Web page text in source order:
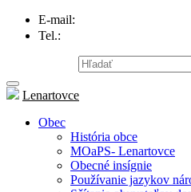
E-mail:
Tel.:
Lenartovce
Obec
História obce
MOaPS- Lenartovce
Obecné insígnie
Používanie jazykov